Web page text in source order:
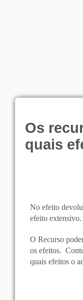
Os
quais
No efeito
efeito extensivo.
O Recurso
os efeitos.
quais efeitos o